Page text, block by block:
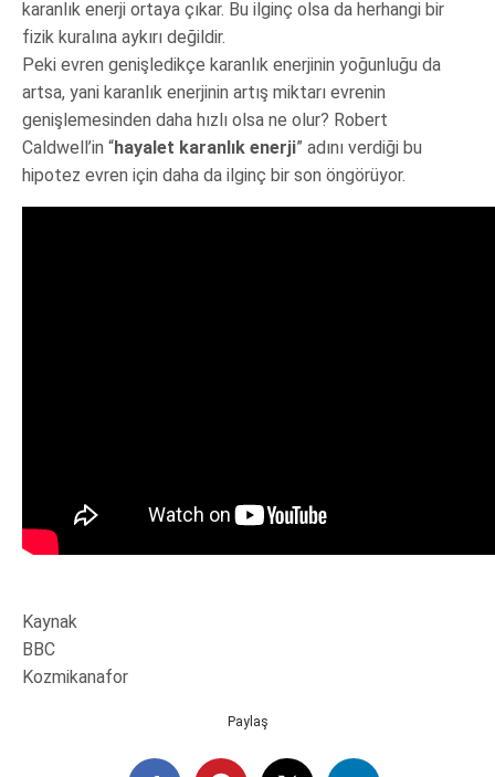
karanlık enerji ortaya çıkar. Bu ilginç olsa da herhangi bir
fizik kuralına aykırı değildir.
Peki evren genişledikçe karanlık enerjinin yoğunluğu da
artsa, yani karanlık enerjinin artış miktarı evrenin
genişlemesinden daha hızlı olsa ne olur? Robert
Caldwell’in “hayalet karanlık enerji” adını verdiği bu
hipotez evren için daha da ilginç bir son öngörüyor.
Kaynak
BBC
Kozmikanafor
Paylaş